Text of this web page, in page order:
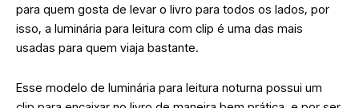
para quem gosta de levar o livro para todos os lados, por
isso, a luminária para leitura com clip é uma das mais
usadas para quem viaja bastante.
Esse modelo de luminária para leitura noturna possui um